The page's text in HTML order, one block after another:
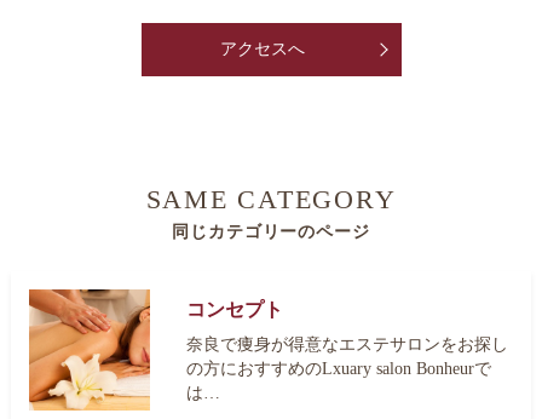
アクセスへ
同じカテゴリーのページ
SAME CATEGORY
コンセプト
奈良で痩身が得意なエステサロンをお探し
の方におすすめのLxuary salon Bonheurで
は…